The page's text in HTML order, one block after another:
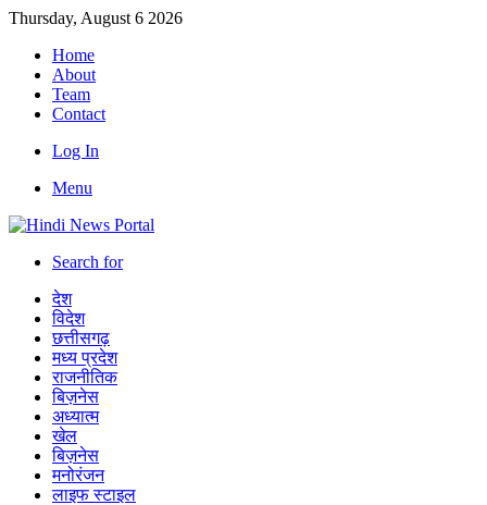
Thursday, August 6 2026
Home
About
Team
Contact
Log In
Menu
Search for
देश
विदेश
छत्तीसगढ़
मध्य प्रदेश
राजनीतिक
बिज़नेस
अध्यात्म
खेल
बिज़नेस
मनोरंजन
लाइफ स्टाइल